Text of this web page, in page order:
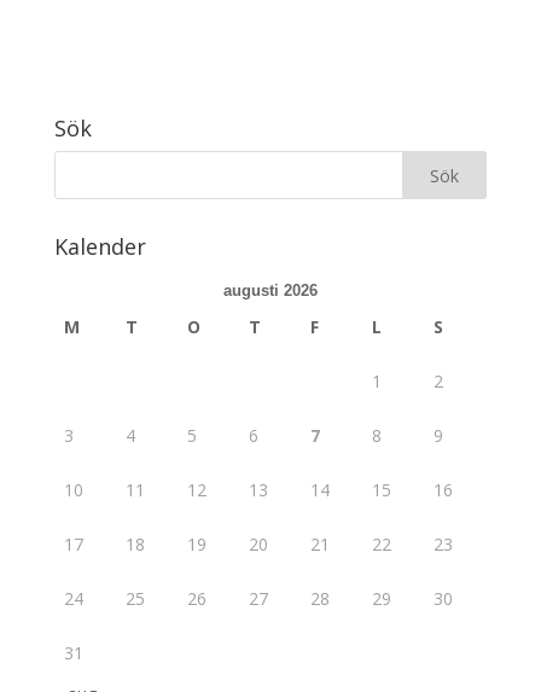
Sök
Kalender
augusti 2026
M T O T F L S
1 2
3 4 5 6 7 8 9
10 11 12 13 14 15 16
17 18 19 20 21 22 23
24 25 26 27 28 29 30
31